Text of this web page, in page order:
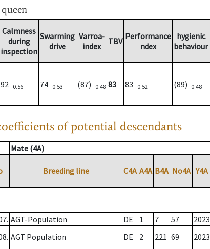
Calmness
during
inspection
Swarming
drive
Varroa-
index
TBV Performance
ndex
hygienic
behaviour
92 0.56 74 0.53 (87) 0.48 83 83 0.52 (89) 0.48
of potential descendants
Mate (4A)
Breeding line C4A A4A B4A No4A Y4A
AGT-Population DE 1 7 57 2023
AGT Population DE 2 221 69 2023